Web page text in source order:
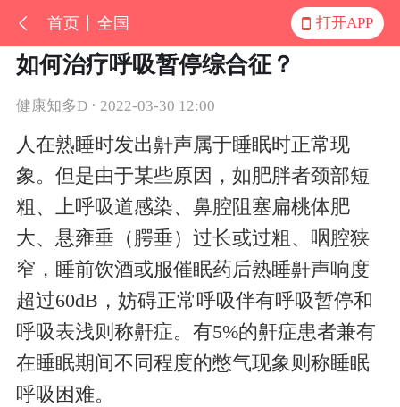
首页 全国 打开APP
如何治疗呼吸暂停综合征？
健康知多D · 2022-03-30 12:00
人在熟睡时发出鼾声属于睡眠时正常现
象。但是由于某些原因，如肥胖者颈部短
粗、上呼吸道感染、鼻腔阻塞扁桃体肥
大、悬雍垂（腭垂）过长或过粗、咽腔狭
窄，睡前饮酒或服催眠药后熟睡鼾声响度
超过60dB，妨碍正常呼吸伴有呼吸暂停和
呼吸表浅则称鼾症。有5%的鼾症患者兼有
在睡眠期间不同程度的憋气现象则称睡眠
呼吸困难。